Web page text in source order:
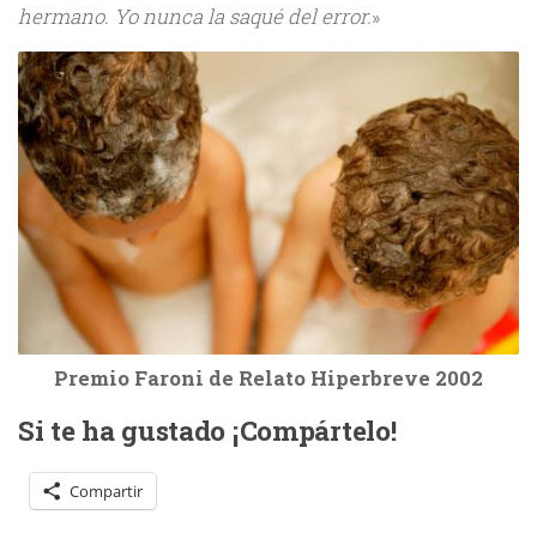
hermano. Yo nunca la saqué del error.»
Premio Faroni de Relato Hiperbreve 2002
Si te ha gustado ¡Compártelo!
Compartir